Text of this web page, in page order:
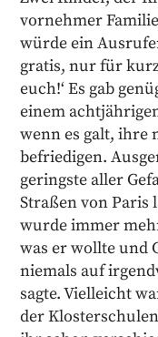
vornehmer
würde ein
gratis, nur für
euch!‘ Es gab
einem
wenn es galt, ihre
befriedigen.
geringste aller
Straßen von Paris
wurde immer
was er wollte und
niemals auf
sagte. Vielleicht
der